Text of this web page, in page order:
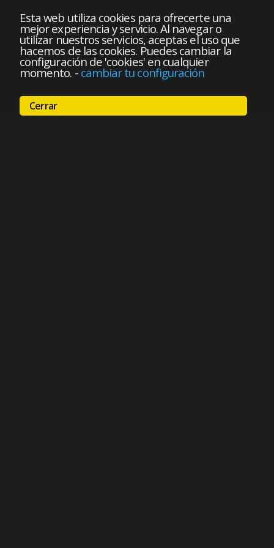
Esta web utiliza cookies para ofrecerte una
mejor experiencia y servicio. Al navegar o
utilizar nuestros servicios, aceptas el uso que
hacemos de las cookies. Puedes cambiar la
configuración de 'cookies' en cualquier
momento. - cambiar tu configuración
Cerrar